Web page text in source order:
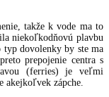
takže k vode ma to
niekoľkodňovú plavbu
typ dovolenky by ste ma
prepojenie centra s
(ferries) je veľmi
akejkoľvek zápche.